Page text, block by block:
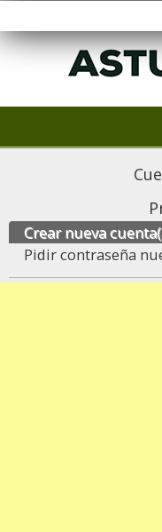
Crear nueva cuenta
Pidir contraseña